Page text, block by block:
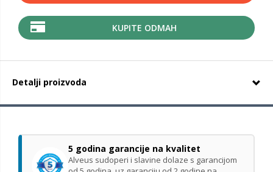
KUPITE ODMAH
Detalji proizvoda
5 godina garancije na kvalitet
Alveus sudoperi i slavine dolaze s garancijom